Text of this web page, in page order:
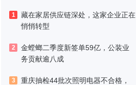
1
藏在家居供应链深处，这家企业正在
悄悄转型
2
金螳螂二季度新签单59亿，公装业
务贡献逾八成
3
重庆抽检44批次照明电器不合格，